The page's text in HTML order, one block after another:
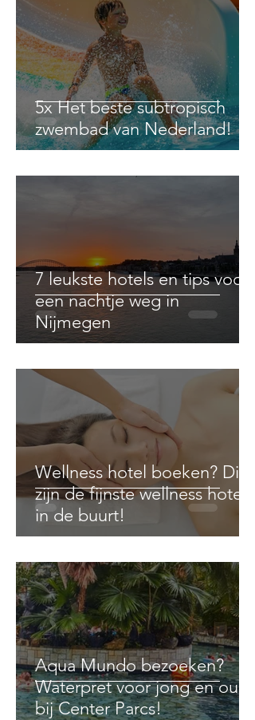
5x Het beste subtropisch
zwembad van Nederland!
7 leukste hotels en tips voor
een nachtje weg in
Nijmegen
Wellness hotel boeken? Dit
zijn de fijnste wellness hotels
in de buurt!
Aqua Mundo bezoeken?
Waterpret voor jong en oud
bij Center Parcs!